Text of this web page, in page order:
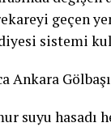
geçen
sistemi
Ankara
suyu hasadı